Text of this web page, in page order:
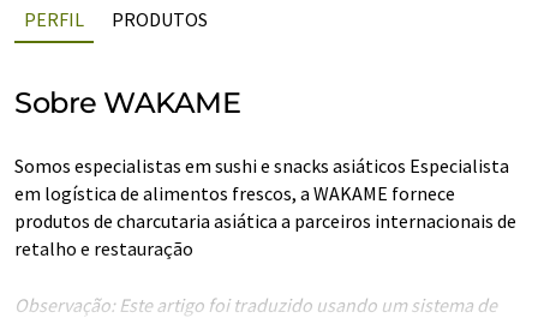
PERFIL PRODUTOS
Sobre WAKAME
Somos especialistas em sushi e snacks asiáticos Especialista
em logística de alimentos frescos, a WAKAME fornece
produtos de charcutaria asiática a parceiros internacionais de
retalho e restauração
Observação: Este artigo foi traduzido usando um sistema de